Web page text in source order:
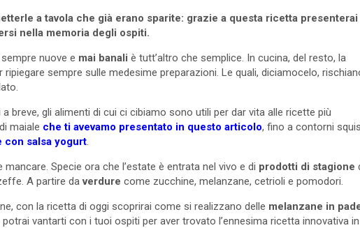
a tavola che già erano sparite: grazie a questa ricetta presenterai
nella memoria degli ospiti.
sempre nuove e mai banali è tutt’altro che semplice. In cucina, del resto, la
sempre sulle medesime preparazioni. Le quali, diciamocelo,
breve, gli alimenti di cui ci cibiamo sono utili per dar vita alle ricette più
maiale che ti avevamo presentato in questo articolo, fino a contorni
con salsa yogurt
Specie ora che l’estate è entrata nel vivo e di prodotti di stagione
A partire daverdure come zucchine, melanzane, cetrioli e pomodori.
con la ricetta di oggi scoprirai come si realizzano delle melanzane in
vantarti con i tuoi ospiti per aver trovato l’ennesima ricetta innovativa in